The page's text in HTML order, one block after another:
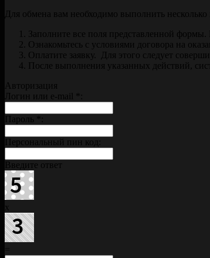
Для обмена вам необходимо выполнить несколько
Заполните все поля представленной
Ознакомьтесь с условиями договора на
Оплатите заявку. Для этого следует
После выполнения указанных действий,
Авторизация
Логин или e-mail
Пароль
Персональный пин код:
Введите ответ
x